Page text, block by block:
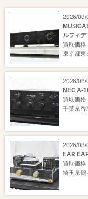
2026/08/
ルフィデ
買取価格
東京都東
2026/08/
NEC A-
買取価格
千葉県香
2026/08/
EAR
買取価
埼玉県鶴